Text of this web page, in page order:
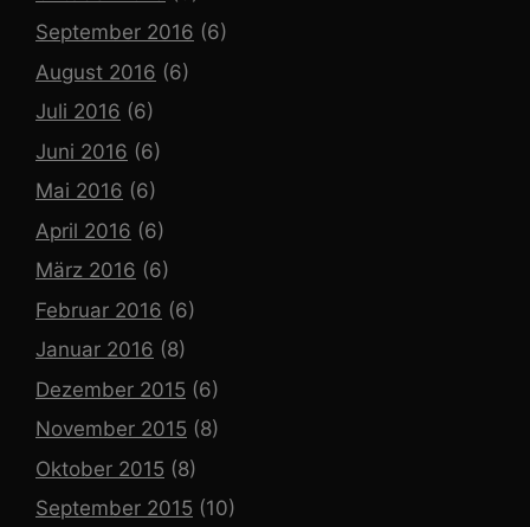
September 2016 (6)
August 2016 (6)
Juli 2016 (6)
Juni 2016 (6)
Mai 2016 (6)
April 2016 (6)
März 2016 (6)
Februar 2016 (6)
Januar 2016 (8)
Dezember 2015 (6)
November 2015 (8)
Oktober 2015 (8)
September 2015 (10)